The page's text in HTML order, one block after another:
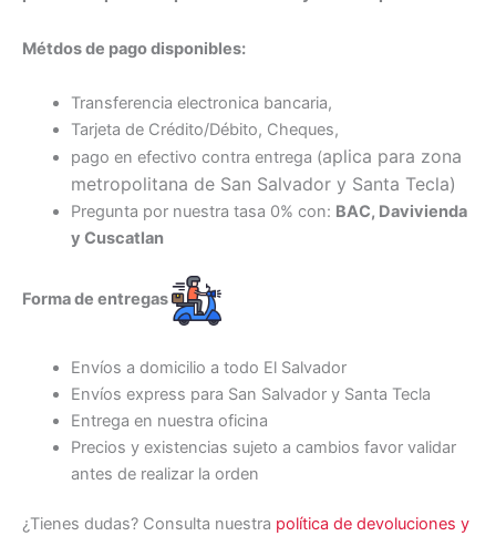
Métdos de pago disponibles:
Transferencia electronica bancaria,
Tarjeta de Crédito/Débito, Cheques,
pago en efectivo contra entrega (aplica para zona
metropolitana de San Salvador y Santa Tecla)
Pregunta por nuestra tasa 0% con: BAC, Davivienda
y Cuscatlan
Forma de entregas
Envíos a domicilio a todo El Salvador
Envíos express para San Salvador y Santa Tecla
Entrega en nuestra oficina
Precios y existencias sujeto a cambios favor validar
antes de realizar la orden
¿Tienes dudas? Consulta nuestra política de devoluciones y